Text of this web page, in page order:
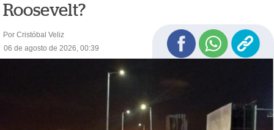
Roosevelt?
Por Cristóbal Veliz
06 de agosto de 2026, 00:39